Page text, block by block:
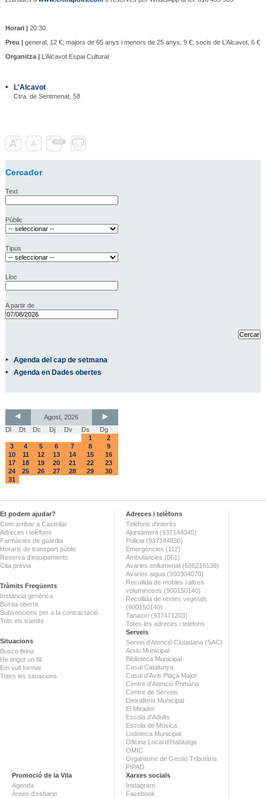
Horari |20:30
Preu |general, 12 €; majors de 65 anys i menors de 25 anys, 9 €; socis de L’Alcavot, 6 €
Organitza |L’Alcavot Espai Cultural
L'Alcavot
Ctra. de Sentmenat, 58
Cercador
Text
Públic
Tipus
Lloc
A partir de
Agenda del cap de setmana
Agenda en Dades obertes
Agost, 2026
Dl
Dt Dc Dj Dv Ds
Dg
1
2
3
4 5 6 7 8
9
10
11 12 13 14 15
16
17
18 19 20 21 22
23
24
25 26 27 28 29
30
31
Et podem ajudar?
Com arribar a Castellar
Adreces i telèfons
Farmàcies de guàrdia
Horaris de transport públic
Reserva d'equipaments
Cita prèvia
Tràmits Freqüents
Instància genèrica
Bústia oberta
Subvencions per a la contractació
Tots els tràmits
Situacions
Busco feina
He tingut un fill
Em vull formar
Totes les situacions
Adreces i telèfons
Telèfons d'interès
Ajuntament (937144040)
Policia (937144830)
Emergències (112)
Ambulàncies (061)
Avaries enllumenat (686216138)
Avaries aigua (900304070)
Recollida de mobles i altres
voluminosos (900150140)
Recollida de restes vegetals
(900150140)
Tanatori (937471203)
Totes les adreces i telèfons
Serveis
Servei d'Atenció Ciutadana (SAC)
Arxiu Municipal
Biblioteca Municipal
Casal Catalunya
Casal d'Avis Plaça Major
Centre d'Atenció Primària
Centre de Serveis
Deixalleria Municipal
El Mirador
Escola d'Adults
Escola de Música
Ludoteca Municipal
Oficina Local d'Habitatge
OMIC
Organisme de Gestió Tributària
PIPAD
Promoció de la Vila
Agenda
Àrees d'esbarjo
Xarxes socials
Instagram
Facebook